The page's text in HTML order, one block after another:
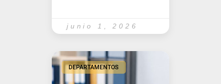
junio 1, 2026
DEPARTAMENTOS